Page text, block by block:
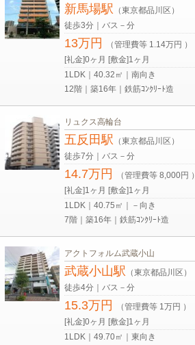
新馬場駅
（東京都品川区）
徒歩3分｜バス－分
13万円
（管理費等 1.14万円 ）
[礼金]0ヶ月 [敷金]1ヶ月
1LDK｜40.32㎡｜南向き
12階｜築16年｜鉄筋ｺﾝｸﾘｰﾄ造
リュクス高輪台
五反田駅 （東京都品川区）
徒歩7分｜バス－分
14.7万円
（管理費等 8,000円 ）
[礼金]1ヶ月 [敷金]1ヶ月
1LDK｜40.75㎡｜－向き
7階｜築16年｜鉄筋ｺﾝｸﾘｰﾄ造
アクトフォルム武蔵小山
武蔵小山駅
（東京都品川区）
徒歩4分｜バス－分
15.3万円
（管理費等 1万円 ）
[礼金]0ヶ月 [敷金]1ヶ月
1LDK｜49.70㎡｜東向き